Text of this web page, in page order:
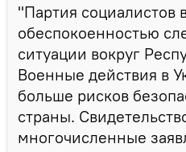
"Партия социалистов
обеспокоенностью
ситуации вокруг
Военные действия в
больше рисков
страны.
многочисленные